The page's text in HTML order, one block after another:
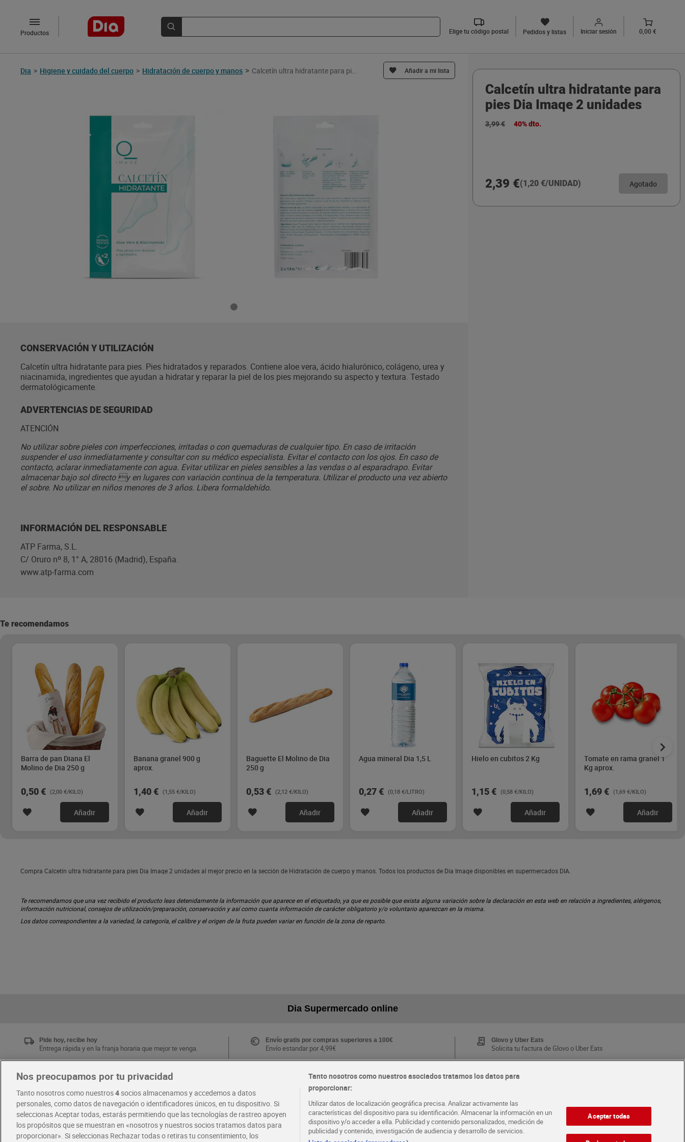
Productos Elige tu código postal Pedidos y listas Iniciar sesión 0,00 €
Dia > Higiene y cuidado del cuerpo > Hidratación de cuerpo y manos > Añadir a mi lista
CONSERVACIÓN Y UTILIZACIÓN
Calcetín ultra hidratante para pies. Pies hidratados y reparados. Contiene aloe vera, ácido hialurónico, colágeno, urea y
niacinamida, ingredientes que ayudan a hidratar y reparar la piel de los pies mejorando su aspecto y textura. Testado
dermatológicamente.
ADVERTENCIAS DE SEGURIDAD
ATENCIÓN
No utilizar sobre pieles con imperfecciones, irritadas o con quemaduras de cualquier tipo. En caso de irritación
suspender el uso inmediatamente y consultar con su médico especialista. Evitar el contacto con los ojos. En caso de
contacto, aclarar inmediatamente con agua. Evitar utilizar en pieles sensibles a las vendas o al esparadrapo. Evitar
almacenar bajo sol directo y en lugares con variación continua de la temperatura. Utilizar el producto una vez abierto
el sobre. No utilizar en niños menores de 3 años. Libera formaldehído.
INFORMACIÓN DEL RESPONSABLE
ATP Farma, S.L.
C/ Oruro nº 8, 1° A, 28016 (Madrid), España.
www.atp-farma.com
Calcetín ultra hidratante para
pies Dia Imaqe 2 unidades
3,99 € 40% dto.
2,39 €(1,20 €/UNIDAD) Agotado
Te recomendamos
Barra de pan Diana El
Molino de Dia 250 g
0,50 € (2,00 €/KILO)
Añadir
Banana granel 900 g
aprox.
1,40 € (1,55 €/KILO)
Añadir
Baguette El Molino de Dia
250 g
0,53 € (2,12 €/KILO)
Añadir
Agua mineral Dia 1,5 L
0,27 € (0,18 €/LITRO)
Añadir
Hielo en cubitos 2 Kg
1,15 € (0,58 €/KILO)
Añadir
Tomate en rama granel 1
Kg aprox.
1,69 € (1,69 €/KILO)
Añadir
Compra Calcetín ultra hidratante para pies Dia Imaqe 2 unidades al mejor precio en la sección de Hidratación de cuerpo y manos. Todos los productos de Dia Imaqe disponibles en supermercados DIA.
Te recomendamos que una vez recibido el producto leas detenidamente la información que aparece en el etiquetado, ya que es posible que exista alguna variación sobre la declaración en esta web en relación a ingredientes, alérgenos,
información nutricional, consejos de utilización/preparación, conservación y así como cuanta información de carácter obligatorio y/o voluntario aparezcan en la misma.
Los datos correspondientes a la variedad, la categoría, el calibre y el origen de la fruta pueden variar en función de la zona de reparto.
Dia Supermercado online
Pide hoy, recibe hoy
Entrega rápida y en la franja horaria que mejor te venga.
Envío gratis por compras superiores a 100€
Envío estandar por 4,99€
Glovo y Uber Eats
Solicita tu factura de Glovo o Uber Eats
Disfruta las ventajas y ofertas exclusivas.
Descárgate la APP Dia
Folletos y Tiendas
cercana
¡Solicita tu tarjeta de crédito aquí!
RECETAS · COMER MEJOR CADA DIA · EMPLEO
Nos preocupamos por tu privacidad
Tanto nosotros como nuestros4socios almacenamos y accedemos a datos
personales, como datos de navegación o identificadores únicos, en tu dispositivo. Si
seleccionas Aceptar todas, estarás permitiendo que las tecnologías de rastreo apoyen
los propósitos que se muestran en «nosotros y nuestros socios tratamos datos para
proporcionar». Si seleccionas Rechazar todas o retiras tu consentimiento, los
Tanto nosotros como nuestros asociados tratamos los datos para
proporcionar:
Utilizar datos de localización geográfica precisa. Analizar activamente las
características del dispositivo para su identificación. Almacenar la información en un
dispositivo y/o acceder a ella. Publicidad y contenido personalizados, medición de
publicidad y contenido, investigación de audiencia y desarrollo de servicios.
Aceptar todas